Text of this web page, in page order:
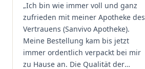
Kundenzufriedenheit an erster
Stelle stehen. Vielen Dank an das
Team von Sanvivo – ich bin
rundum begeistert!"
„Ich bin wie immer voll und ganz
zufrieden mit meiner Apotheke des
Vertrauens (Sanvivo Apotheke).
Meine Bestellung kam bis jetzt
immer ordentlich verpackt bei mir
zu Hause an. Die Qualität der